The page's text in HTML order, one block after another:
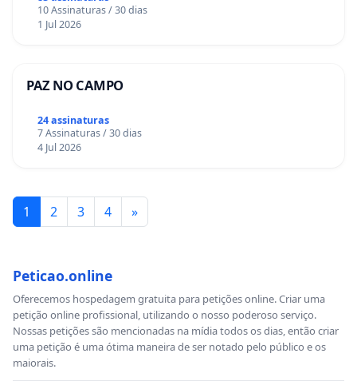
10 Assinaturas / 30 dias
1 Jul 2026
PAZ NO CAMPO
24 assinaturas
7 Assinaturas / 30 dias
4 Jul 2026
1 2 3 4 »
Peticao.online
Oferecemos hospedagem gratuita para petições online. Criar uma
petição online profissional, utilizando o nosso poderoso serviço.
Nossas petições são mencionadas na mídia todos os dias, então criar
uma petição é uma ótima maneira de ser notado pelo público e os
maiorais.